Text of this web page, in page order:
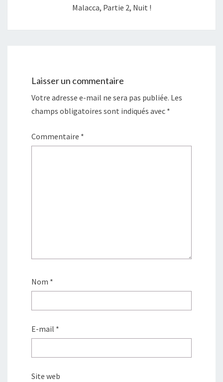
Malacca, Partie 2, Nuit !
Laisser un commentaire
Votre adresse e-mail ne sera pas publiée. Les
champs obligatoires sont indiqués avec *
Commentaire *
Nom *
E-mail *
Site web